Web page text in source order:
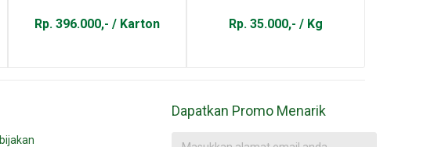
Rp. 396.000,- / Karton Rp. 35.000,- / Kg
Dapatkan Promo Menarik